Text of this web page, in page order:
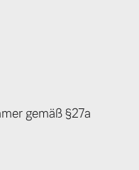
gemäß §27a